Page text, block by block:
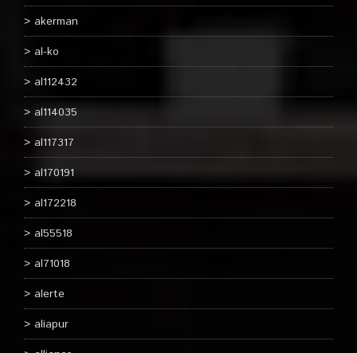
akerman
al-ko
al112432
al114035
al117317
al170191
al172218
al55518
al71018
alerte
aliapur